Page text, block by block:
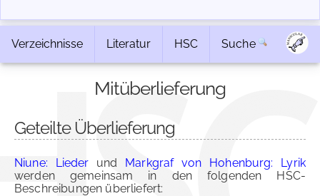
Verzeichnisse Literatur HSC Suche
Mitüberlieferung
Geteilte Überlieferung
Niune: Lieder und Markgraf von Hohenburg: Lyrik
werden gemeinsam in den folgenden HSC-
Beschreibungen überliefert: